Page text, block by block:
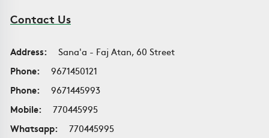
Contact Us
Address:
Sana'a - Faj Atan, 60 Street
Phone:
9671450121
Phone:
9671445993
Mobile:
770445995
Whatsapp:
770445995